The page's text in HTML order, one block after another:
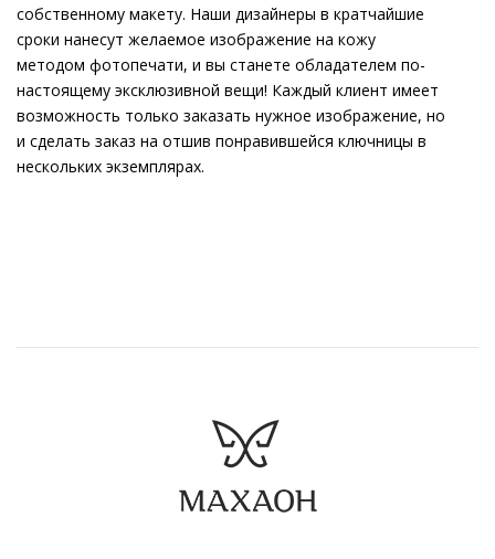
собственному макету. Наши дизайнеры в кратчайшие
сроки нанесут желаемое изображение на кожу
методом фотопечати, и вы станете обладателем по-
настоящему эксклюзивной вещи! Каждый клиент имеет
возможность только заказать нужное изображение, но
и сделать заказ на отшив понравившейся ключницы в
нескольких экземплярах.